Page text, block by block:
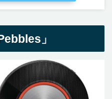
」